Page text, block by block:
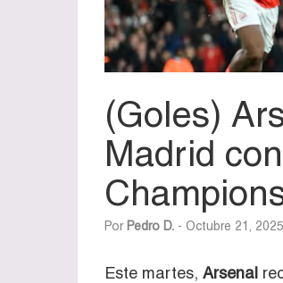
(Goles)
Madrid
Por Pedro D. - Octubre 21,
Este martes, Arsenal